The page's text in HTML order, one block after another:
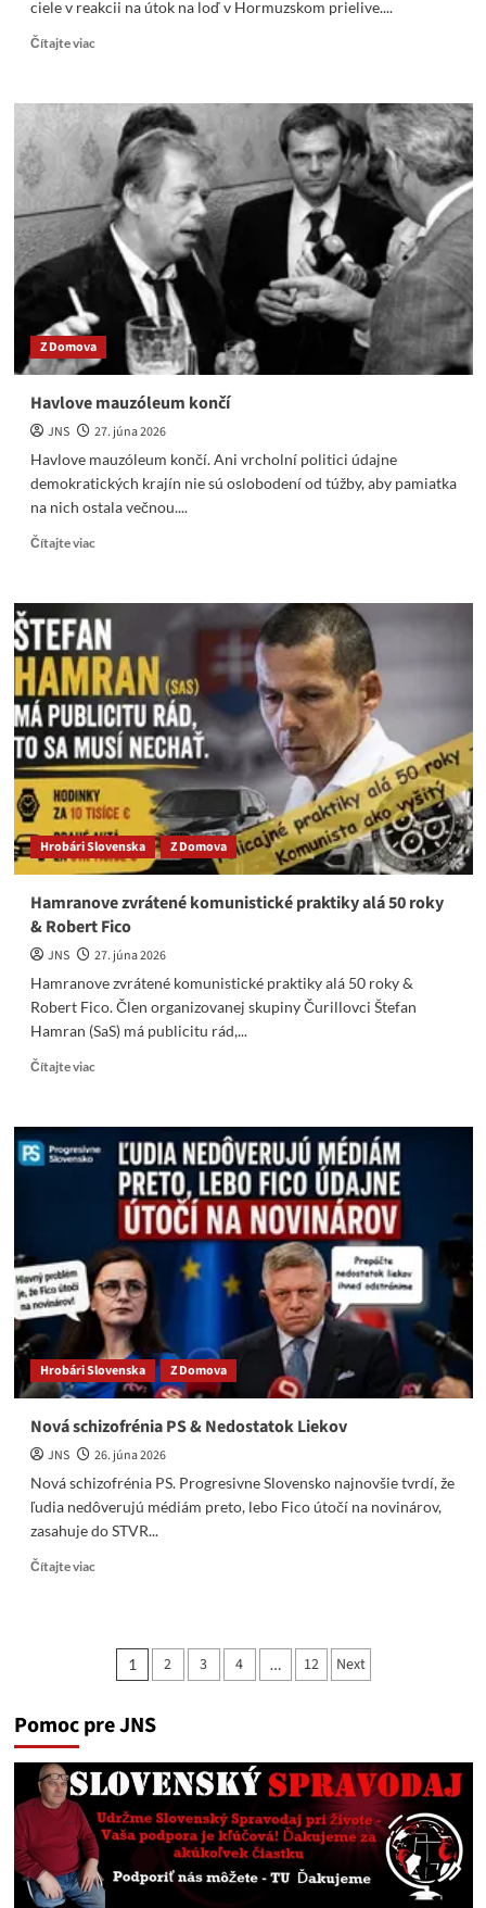
ciele v reakcii na útok na loď v Hormuzskom prielive....
Čítajte viacRead
USA
potvrdili
útoky
na
Irán.
Z Domova
Havlove mauzóleum končí
JNS
27. júna 2026
Havlove mauzóleum končí. Ani vrcholní politici údajne
demokratických krajín nie sú oslobodení od túžby, aby pamiatka
na nich ostala večnou....
Čítajte viacRead
Havlove
mauzóleum
končí
Hrobári Slovenska Z Domova
Hamranove zvrátené komunistické praktiky alá 50 roky
& Robert Fico
JNS
27. júna 2026
Hamranove zvrátené komunistické praktiky alá 50 roky &
Robert Fico. Člen organizovanej skupiny Čurillovci Štefan
Hamran (SaS) má publicitu rád,...
Čítajte viacRead
Hamranove
zvrátené
komunistické
praktiky
roky
&
Robert
Fico
Hrobári Slovenska Z Domova
Nová schizofrénia PS & Nedostatok Liekov
JNS
26. júna 2026
Nová schizofrénia PS. Progresivne Slovensko najnovšie tvrdí, že
ľudia nedôverujú médiám preto, lebo Fico útočí na novinárov,
zasahuje do STVR...
Čítajte viacRead
schizofrénia
Liekov
Stránkovanie
1 2 3 4 … 12 Next
Pomoc pre JNS